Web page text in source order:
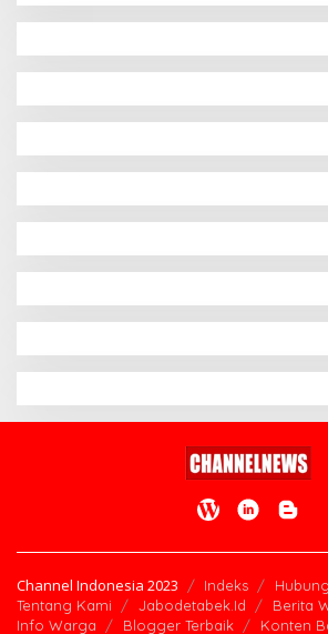
Channel Indonesia 2023 Indeks
Tentang Kami
Jabodetabek.Id
Berita
Info Warga
Blogger Terbaik Konten